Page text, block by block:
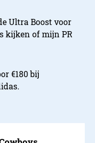
Ultra Boost voor
kijken of mijn PR
€180 bij